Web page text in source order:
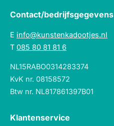
Contact/bedrijfsgegevens
E info@kunstenkadootjes.nl
T 085 80 81 81 6
NL15RABO0314283374
KvK nr. 08158572
Btw nr. NL817861397B01
Klantenservice